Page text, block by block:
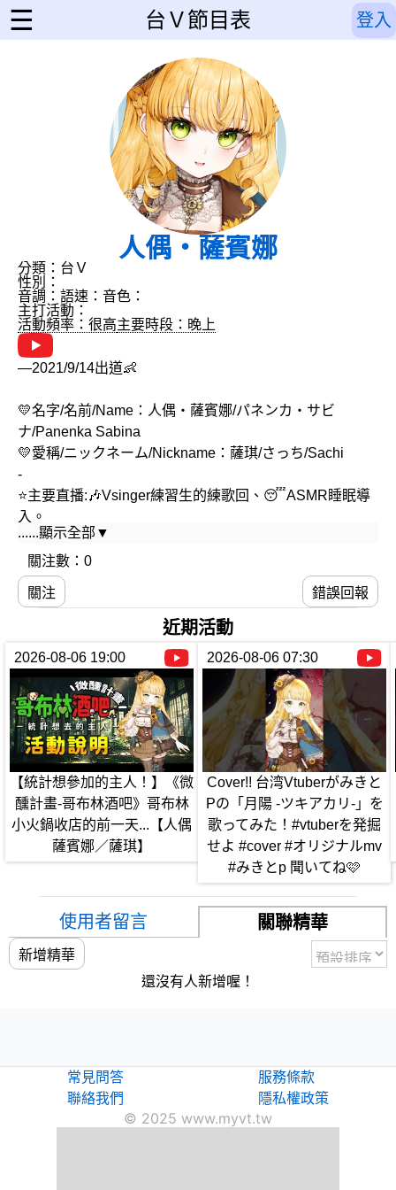
☰ 台Ｖ節目表 登入
人偶・薩賓娜
分類：台Ｖ
性別：
音調： 語速： 音色：
主打活動：
活動頻率：很高主要時段：晚上
—2021/9/14出道👶
💛名字/名前/Name：人偶・薩賓娜/パネンカ‧サビ
ナ/Panenka Sabina
💛愛稱/ニックネーム/Nickname：薩琪/さっち/Sachi
-
⭐主要直播:🎶Vsinger練習生的練歌回、😴ASMR睡眠導
入。
💌合作/工商/聯動方式 ⇒ panenkawork@gmail.com
📌固定早上的練歌回 7:00~9:00 ⇨ 🎤Vsinger練習生的早
晨。
📌固定每周三 20:00~22:00 ⇨ 🐶駐唱-哥布林小火鍋。
-
📍每周三固定早上7:00 ⇨🎵上傳一支Short PV(歌ってみ
た)。
📍禮拜四 18:00~22:00 ⇨🔒結束鎖會限🎵每週四の日文點
歌台。
📍禮拜日 18:00~22:00 ⇨🔮塔羅牌占卜←🈶露手手。
【其他直播內容】
👭🏻薩到你★訪談節目：訪談各種類型的Vtuber，讓觀眾
更了解來賓。
👮少年法律線上談：跟「嘉義縣警察局」合作，推出暑期
限定法律宣傳直播。
......顯示全部▼
關注數：0
關注 錯誤回報
近期活動
2026-08-06 19:00
【統計想參加的主人！】《微
醺計畫-哥布林酒吧》哥布林
小火鍋收店的前一天...【人偶
薩賓娜／薩琪】
2026-08-06 07:30
Cover!! 台湾Vtuberがみきと
Pの「月陽 -ツキアカリ-」を
歌ってみた！#vtuberを発掘
せよ #cover #オリジナルmv
#みきとp 聞いてね🩷
使用者留言 關聯精華
新增精華
還沒有人新增喔！
常見問答
聯絡我們
服務條款
隱私權政策
© 2025 www.myvt.tw